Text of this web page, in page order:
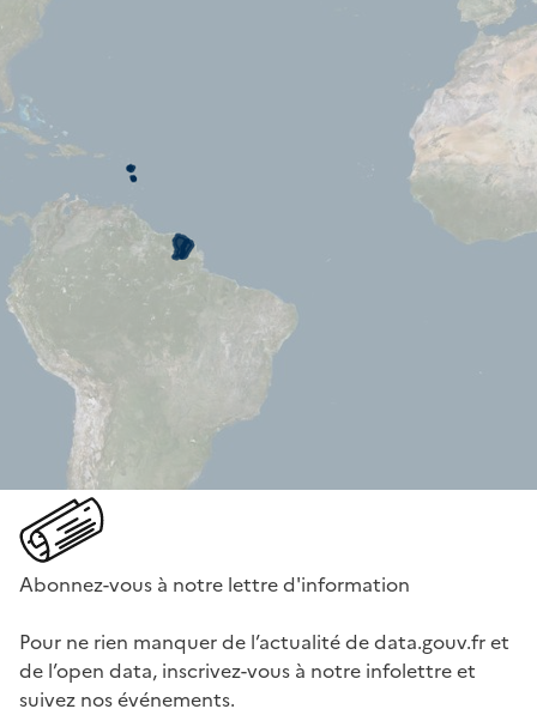
Abonnez-vous à notre lettre d'information
Pour ne rien manquer de l’actualité de data.gouv.fr et
de l’open data, inscrivez-vous à notre infolettre et
suivez nos événements.